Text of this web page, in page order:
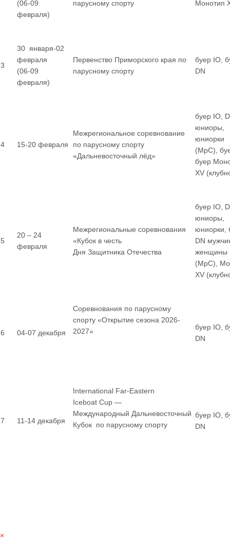
(06-09
февраля)
парусному спорту Монотип
3
30 января-02
февраля
(06-09
февраля)
Первенство Приморского края по
парусному спорту
буер IO,
DN
4 15-20 февраля
Межрегиональное соревнование
по парусному спорту
«Дальневосточный лёд»
буер IO,
юниоры,
юниорки
(МрС),
буер
XV
5
20 – 24
февраля
Межрегиональные соревнования
«Кубок в честь
Дня Защитника Отечества
буер IO,
юниоры,
юниорки,
DN
женщины
(МрС),
XV
6 04-07 декабря
Соревнования по парусному
спорту «Открытие сезона 2026-
2027»
буер IO,
DN
7 11-14 декабря
International Far-Eastern
Iceboat Cup —
Международный Дальневосточный
Кубок по парусному спорту
буер IO,
DN
×